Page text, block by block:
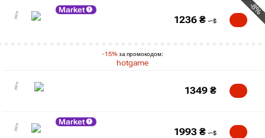
Market
-15%за промокодом:
hotgame
-8%
1236 ₴
1349 ₴
Market
1993 ₴